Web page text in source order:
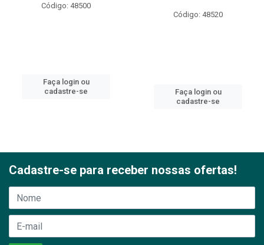
Código: 48500
Faça login ou
cadastre-se
Código: 48520
Faça login ou
cadastre-se
Cadastre-se para receber nossas ofertas!